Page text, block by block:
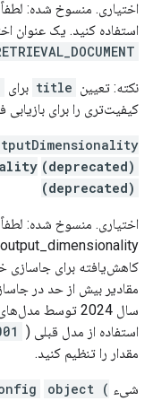
استفاده کنید. یک عنوان
نکته: تعیین title برای
کیفیت‌تری را برای بازیابی
(deprecated)
(deprecated)
اختیاری. منسوخ شده: لطفاً
کاهش‌یافته برای
مقادیر بیش از حد در
سال 2024 توسط
استفاده از مدل قبلی (
مقدار را تنظیم کنید.
شیء object (